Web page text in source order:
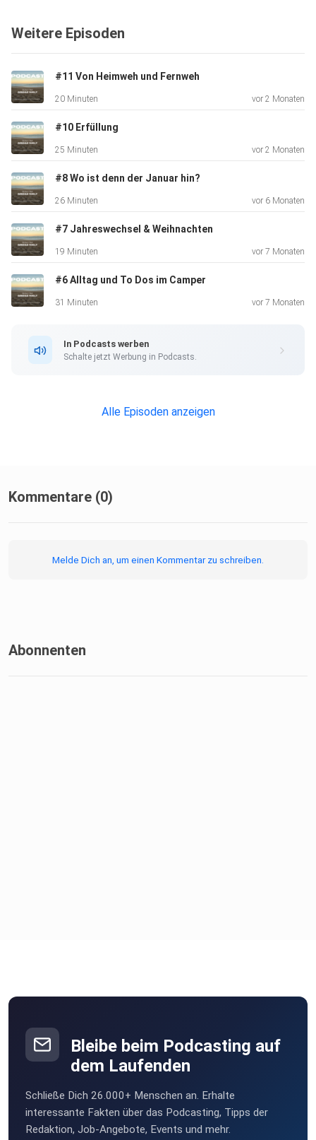
mal stehen zu bleiben. Sich Lebensgeschichten,
Wünsche, Ängste und Sorgen anzuhören, selbiges zu teilen
und sich
selbst und anderen immer wieder neu zu begegnen.
Weitere Episoden
#11 Von Heimweh und Fernweh
20 Minuten vor 2 Monaten
#10 Erfüllung
25 Minuten vor 2 Monaten
#8 Wo ist denn der Januar hin?
26 Minuten vor 6 Monaten
#7 Jahreswechsel & Weihnachten
19 Minuten vor 7 Monaten
#6 Alltag und To Dos im Camper
31 Minuten vor 7 Monaten
In Podcasts werben
Schalte jetzt Werbung in Podcasts.
Alle Episoden anzeigen
Kommentare (0)
Melde Dich an, um einen Kommentar zu schreiben.
Abonnenten
Bleibe beim Podcasting auf
dem Laufenden
Schließe Dich 26.000+ Menschen an. Erhalte
interessante Fakten über das Podcasting, Tipps der
Redaktion, Job-Angebote, Events und mehr.